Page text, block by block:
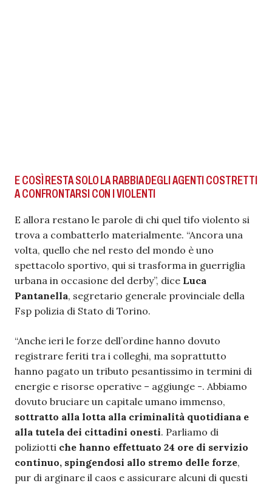
E COSÌ RESTA SOLO LA RABBIA DEGLI AGENTI COSTRETTI
A CONFRONTARSI CON I VIOLENTI
E allora restano le parole di chi quel tifo violento si
trova a combatterlo materialmente. “Ancora una
volta, quello che nel resto del mondo è uno
spettacolo sportivo, qui si trasforma in guerriglia
urbana in occasione del derby”, dice Luca
Pantanella, segretario generale provinciale della
Fsp polizia di Stato di Torino.
“Anche ieri le forze dell’ordine hanno dovuto
registrare feriti tra i colleghi, ma soprattutto
hanno pagato un tributo pesantissimo in termini di
energie e risorse operative – aggiunge -. Abbiamo
dovuto bruciare un capitale umano immenso,
sottratto alla lotta alla criminalità quotidiana e
alla tutela dei cittadini onesti. Parliamo di
poliziotti che hanno effettuato 24 ore di servizio
continuo, spingendosi allo stremo delle forze,
pur di arginare il caos e assicurare alcuni di questi